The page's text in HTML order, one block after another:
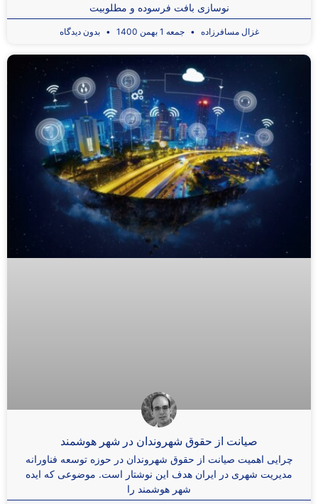
نوسازی بافت فرسوده و مطلوبیت
غزال مسافرزاده جمعه 1 بهمن 1400 بدون دیدگاه
صیانت از حقوق شهروندان در شهر هوشمند
چرایی اهمیت صیانت از حقوق شهروندان در حوزه توسعه فناورانه
مدیریت شهری در ایران هدف این نوشتار است. موضوعی که ایده
شهر هوشمند را